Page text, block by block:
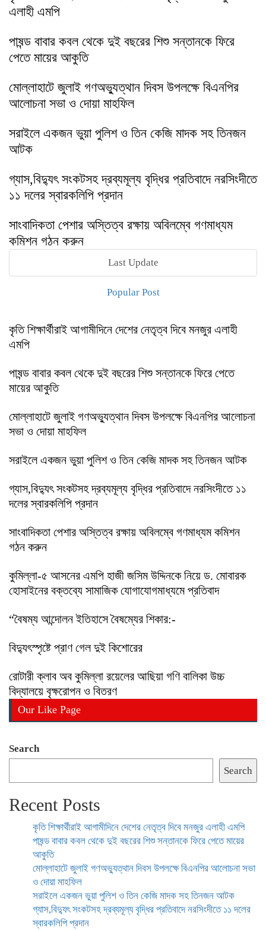
এলাহী এমপি
পাষন্ড বাবার কবল থেকে দুই বছরের শিশু সন্তানকে ফিরে
পেতে মায়ের আকুতি
মোল্লাহাটে জুলাই গণঅভ্যুত্থান দিবস উপলক্ষে বিএনপির
আলোচনা সভা ও দোয়া মাহফিল
সরাইলে একজন ভুয়া পুলিশ ও তিন কেজি মাদক সহ তিনজন
আটক
গ্যাস,বিদ্যুৎ সংকটসহ দ্রব্যমূল্য বৃদ্ধির প্রতিবাদে নরসিংদীতে
১১ দলের স্বারকলিপি প্রদান
সাংবাদিকতা পেশার অস্তিত্ব রক্ষায় অবিলম্বে গণমাধ্যম
কমিশন গঠন করুন
Last Update
Popular Post
কৃতি শিক্ষার্থীরাই আগামীদিনে দেশের নেতৃত্ব দিবে মনজুর এলাহী
এমপি
পাষন্ড বাবার কবল থেকে দুই বছরের শিশু সন্তানকে ফিরে পেতে
মায়ের আকুতি
মোল্লাহাটে জুলাই গণঅভ্যুত্থান দিবস উপলক্ষে বিএনপির আলোচনা
সভা ও দোয়া মাহফিল
সরাইলে একজন ভুয়া পুলিশ ও তিন কেজি মাদক সহ তিনজন আটক
গ্যাস,বিদ্যুৎ সংকটসহ দ্রব্যমূল্য বৃদ্ধির প্রতিবাদে নরসিংদীতে ১১
দলের স্বারকলিপি প্রদান
সাংবাদিকতা পেশার অস্তিত্ব রক্ষায় অবিলম্বে গণমাধ্যম কমিশন
গঠন করুন
কুমিল্লা-৫ আসনের এমপি হাজী জসিম উদ্দিনকে নিয়ে ড. মোবারক
হোসাইনের বক্তব্যে সামাজিক যোগাযোগমাধ্যমে প্রতিবাদ
“বৈষম্য আন্দোলন ইতিহাসে বৈষম্যের শিকার:-
বিদ্যুৎস্পৃষ্টে প্রাণ গেল দুই কিশোরের
রোটারী ক্লাব অব কুমিল্লা রয়েলের আছিয়া গণি বালিকা উচ্চ
বিদ্যালয়ে বৃক্ষরোপন ও বিতরণ
Our Like Page
Search
Search
Recent Posts
কৃতি শিক্ষার্থীরাই আগামীদিনে দেশের নেতৃত্ব দিবে মনজুর এলাহী এমপি
পাষন্ড বাবার কবল থেকে দুই বছরের শিশু সন্তানকে ফিরে পেতে মায়ের
আকুতি
মোল্লাহাটে জুলাই গণঅভ্যুত্থান দিবস উপলক্ষে বিএনপির আলোচনা সভা
ও দোয়া মাহফিল
সরাইলে একজন ভুয়া পুলিশ ও তিন কেজি মাদক সহ তিনজন আটক
গ্যাস,বিদ্যুৎ সংকটসহ দ্রব্যমূল্য বৃদ্ধির প্রতিবাদে নরসিংদীতে ১১ দলের
স্বারকলিপি প্রদান